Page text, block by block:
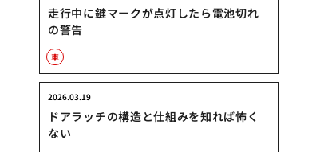
走行中に鍵マークが点灯したら電池切れ
の警告
車
ドアラッチの構造と仕組みを知れば怖く
ない
2026.03.19